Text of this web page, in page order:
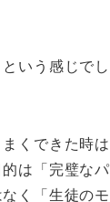
いう感じでし
くできた時は
は「完璧なパ
く「生徒のモ